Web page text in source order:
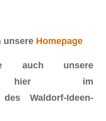
unsere Homepage
auch unsere
hier im
des Waldorf-Ideen-